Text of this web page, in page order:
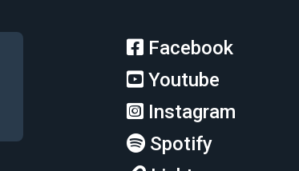
Facebook
Youtube
Instagram
Spotify